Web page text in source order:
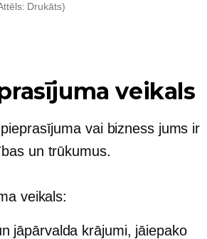
Drukāts)
veikals
vai bizness jums ir
un trūkumus.
veikals:
jāpārvalda krājumi, jāiepako